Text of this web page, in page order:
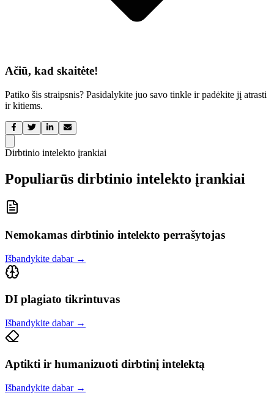
Ačiū, kad skaitėte!
Patiko šis straipsnis? Pasidalykite juo savo tinkle ir padėkite jį atrasti
ir kitiems.
Dirbtinio intelekto įrankiai
Populiarūs dirbtinio intelekto įrankiai
Nemokamas dirbtinio intelekto perrašytojas
Išbandykite dabar →
DI plagiato tikrintuvas
Išbandykite dabar →
Aptikti ir humanizuoti dirbtinį intelektą
Išbandykite dabar →